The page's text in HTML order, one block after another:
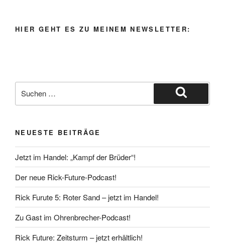
HIER GEHT ES ZU MEINEM NEWSLETTER:
nach:
Suchen
NEUESTE BEITRÄGE
Jetzt im Handel: „Kampf der Brüder“!
Der neue Rick-Future-Podcast!
Rick Furute 5: Roter Sand – jetzt im Handel!
Zu Gast im Ohrenbrecher-Podcast!
Rick Future: Zeitsturm – jetzt erhältlich!